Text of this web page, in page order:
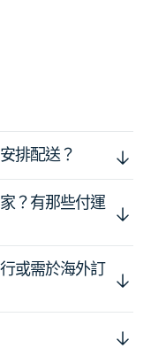
排配送？
？有那些付運
或需於海外訂